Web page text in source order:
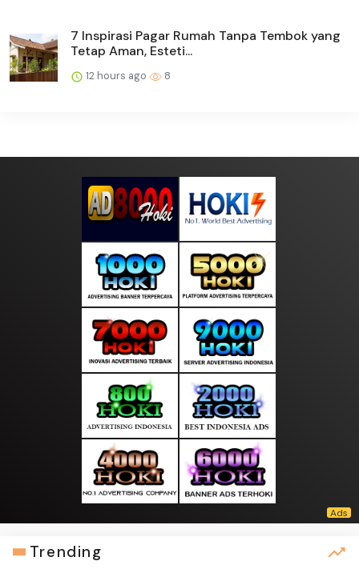
7 Inspirasi Pagar Rumah Tanpa Tembok yang
Tetap Aman, Esteti...
12 hours ago 8
Trending